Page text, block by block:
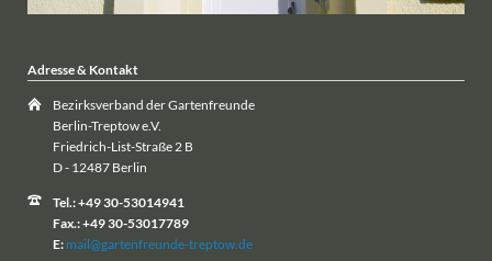
Adresse & Kontakt
Bezirksverband der Gartenfreunde
Berlin-Treptow e.V.
Friedrich-List-Straße 2 B
D - 12487 Berlin
Tel.: +49 30-53014941
Fax.: +49 30-53017789
E: mail@gartenfreunde-treptow.de